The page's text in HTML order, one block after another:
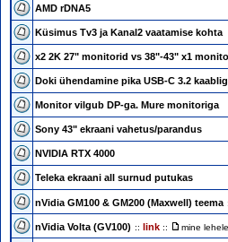
AMD rDNA5
Küsimus Tv3 ja Kanal2 vaatamise kohta
x2 2K 27" monitorid vs 38"-43" x1
Doki ühendamine pika USB-C 3.2
Monitor vilgub DP-ga. Mure monitoriga
Sony 43" ekraani vahetus/parandus
NVIDIA RTX 4000
Teleka ekraani all surnud putukas
nVidia GM100 & GM200 (Maxwell) teema
nVidia Volta (GV100) :: link :: mine